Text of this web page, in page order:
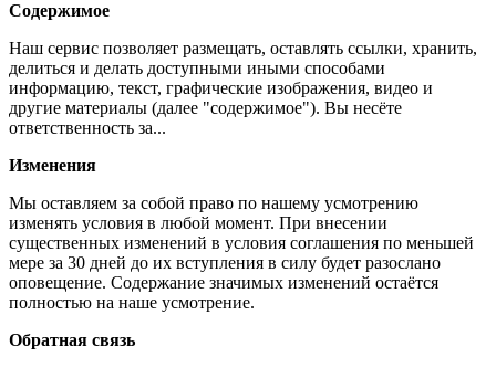
Содержимое
Наш сервис позволяет размещать, оставлять ссылки, хранить,
делиться и делать доступными иными способами
информацию, текст, графические изображения, видео и
другие материалы (далее "содержимое"). Вы несёте
ответственность за...
Изменения
Мы оставляем за собой право по нашему усмотрению
изменять условия в любой момент. При внесении
существенных изменений в условия соглашения по меньшей
мере за 30 дней до их вступления в силу будет разослано
оповещение. Содержание значимых изменений остаётся
полностью на наше усмотрение.
Обратная связь